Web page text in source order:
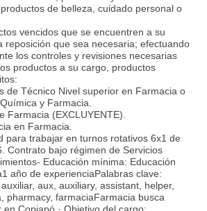
de belleza, cuidado personal o
vencidos que se encuentren a su
reposición que sea necesaria; efectuando
los controles y revisiones necesarias
productos a su cargo, productos
de Técnico Nivel superior en Farmacia o
y Farmacia.
Farmacia (EXCLUYENTE).
en Farmacia.
para trabajar en turnos rotativos 6x1 de
Contrato bajo régimen de Servicios
Educación mínima: Educación
año de experienciaPalabras clave:
aux, auxiliary, assistant, helper,
pharmacy, farmaciaFarmacia busca
Copiapó.· Objetivo del cargo: